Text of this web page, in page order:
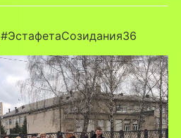
#ЭстафетаСозидания36